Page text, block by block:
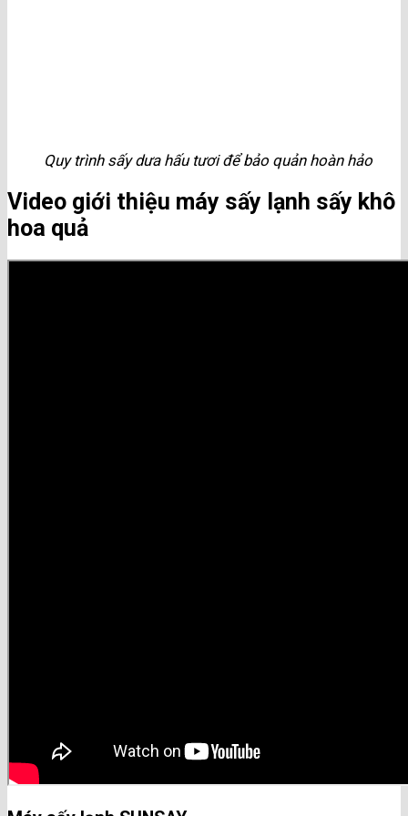
Quy trình sấy dưa hấu tươi để bảo quản hoàn hảo
Video giới thiệu máy sấy lạnh sấy khô
hoa quả